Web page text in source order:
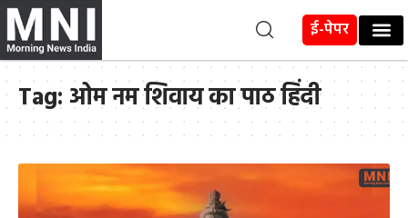
ई-पेपर
Tag: ओम नम शिवाय का पाठ हिंदी